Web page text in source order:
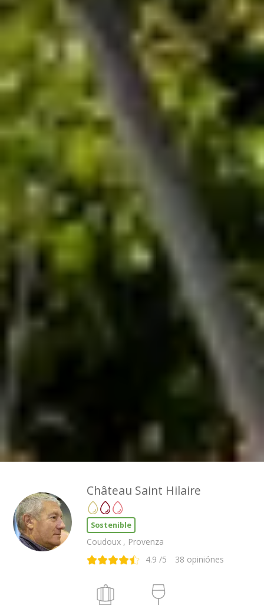
Château Saint Hilaire
Sostenible
Coudoux , Provenza
4.9 /5 38 opiniónes